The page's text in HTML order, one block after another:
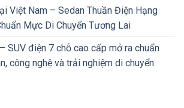
Việt Nam – Sedan Thuần Điện Hạng
Mực Di Chuyển Tương Lai
SUV điện 7 chỗ cao cấp mở ra chuẩn
công nghệ và trải nghiệm di chuyển